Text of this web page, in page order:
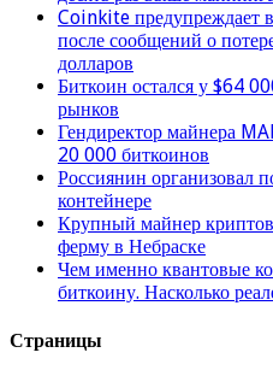
Coinkite предупреждает
после сообщений о
долларов
Биткоин остался у $64
рынков
Гендиректор майнера
20 000 биткоинов
Россиянин организовал
контейнере
Крупный майнер
ферму в Небраске
Чем именно квантовые
биткоину. Насколько
Страницы